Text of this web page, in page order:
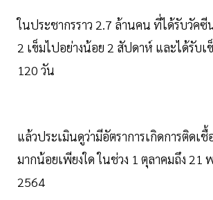
ในประชากรราว 2.7 ล้านคน ที่ได้รับวัค
2 เข็มไปอย่างน้อย 2 สัปดาห์ และได้รับเ
120 วัน
แล้วประเมินดูว่ามีอัตราการเกิดการติดเ
มากน้อยเพียงใด ในช่วง 1 ตุลาคมถึง 21
2564